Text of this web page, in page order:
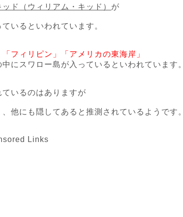
ド（ウィリアム・キッド） が
いるといわれています。
「フィリピン」「アメリカの東海岸」
にスワロー島が入っているといわれています。
いるのはありますが
他にも隠してあると推測されているようです。
Links